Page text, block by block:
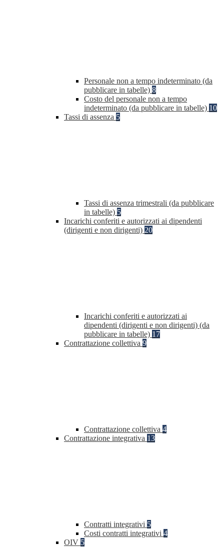
Personale non a tempo indeterminato (da
pubblicare in tabelle) 8
Costo del personale non a tempo
indeterminato (da pubblicare in tabelle) 10
Tassi di assenza 5
Tassi di assenza trimestrali (da pubblicare
in tabelle) 5
Incarichi conferiti e autorizzati ai dipendenti
(dirigenti e non dirigenti) 20
Incarichi conferiti e autorizzati ai
dipendenti (dirigenti e non dirigenti) (da
pubblicare in tabelle) 17
Contrattazione collettiva 9
Contrattazione collettiva 4
Contrattazione integrativa 13
Contratti integrativi 5
Costi contratti integrativi 4
OIV 5